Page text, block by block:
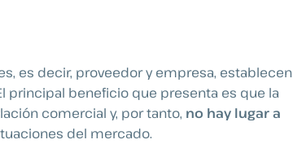
es decir, proveedor y empresa, establecen
principal beneficio que presenta es que la
comercial y, por tanto, no hay lugar a
del mercado.